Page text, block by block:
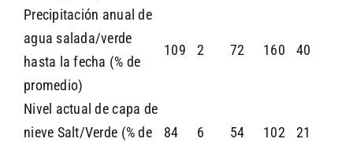
Precipitación anual de
agua salada/verde
hasta la fecha (% de
promedio)
109 2 72 160 40
Nivel actual de capa de
nieve Salt/Verde (% de
84 6 54 102 21